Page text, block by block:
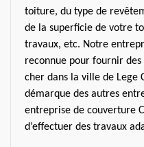
toiture, du type de
de la superficie de votre
travaux, etc. Notre
reconnue pour fournir
cher dans la ville de Lege
démarque des autres
entreprise de couverture
d’effectuer des travaux